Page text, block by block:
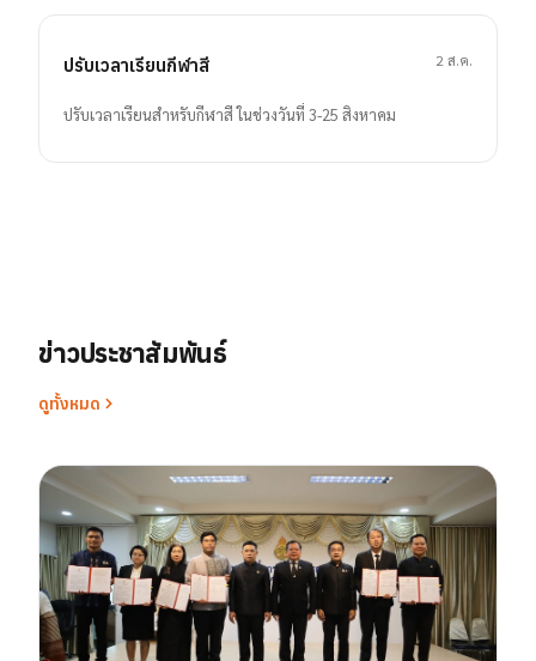
ปรับเวลาเรียนกีฬาสี
ปรับเวลาเรียนสำหรับกีฬาสี ในช่วงวันที่ 3-25 สิงหาคม
2 ส.ค.
ข่าวประชาสัมพันธ์
ดูทั้งหมด